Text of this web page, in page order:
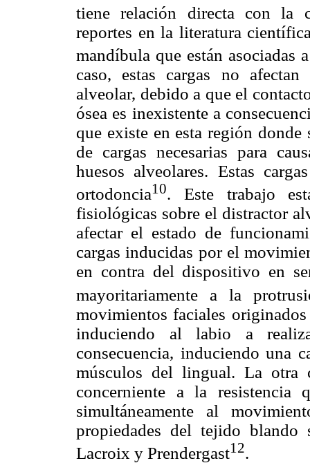
tiene relación directa con la
reportes en la literatura
mandíbula que están asociadas
caso, estas cargas no
alveolar, debido a que el
ósea es inexistente a
que existe en esta región
de cargas necesarias para
huesos alveolares. Estas
ortodoncia10. Este trabajo
fisiológicas sobre el distractor
afectar el estado de
cargas inducidas por el
en contra del dispositivo en
mayoritariamente a la
movimientos faciales
induciendo al labio a
consecuencia, induciendo una
músculos del lingual. La otra
concerniente a la
simultáneamente al
propiedades del tejido blando
Lacroix y Prendergast12.